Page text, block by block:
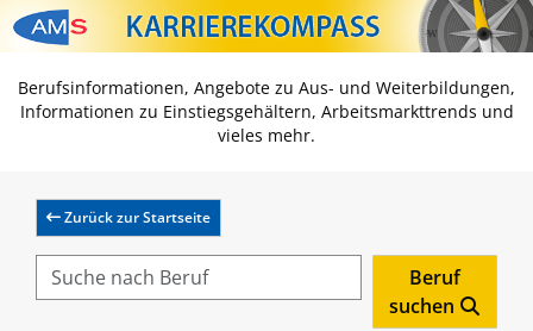
Zum Inhalt springen
Zum Navmenü springen
Zur Suche springen
Zur Footer springen
Berufsinformationen, Angebote zu Aus- und Weiterbildungen,
Informationen zu Einstiegsgehältern, Arbeitsmarkttrends und
vieles mehr.
Zurück zur Startseite
Beruf
suchen